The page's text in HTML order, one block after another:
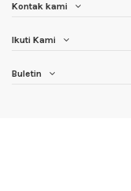
Kontak kami
Ikuti Kami
Buletin